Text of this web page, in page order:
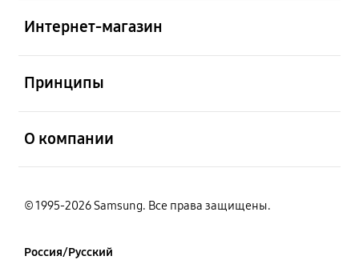
Интернет-магазин
Принципы
О компании
© 1995-2026 Samsung. Все права защищены.
Россия/Русский